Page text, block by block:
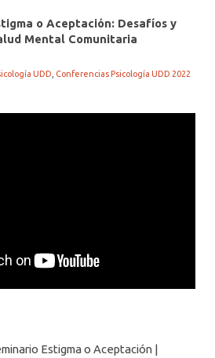
o Aceptación: Desafíos y
Mental Comunitaria
UDD Conferencias Psicología UDD 2022
Estigma o Aceptación |